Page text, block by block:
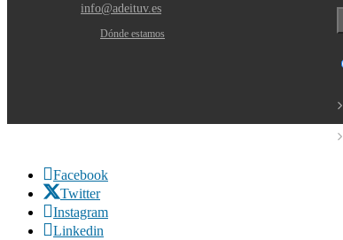
info@adeituv.es
Dónde estamos
Facebook
Twitter
Instagram
Linkedin